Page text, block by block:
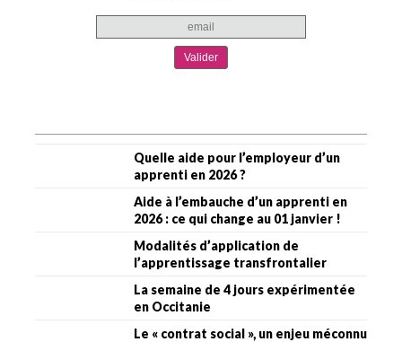
Quelle aide pour l’employeur d’un
apprenti en 2026 ?
Aide à l’embauche d’un apprenti en
2026 : ce qui change au 01 janvier !
Modalités d’application de
l’apprentissage transfrontalier
La semaine de 4 jours expérimentée
en Occitanie
Le « contrat social », un enjeu méconnu